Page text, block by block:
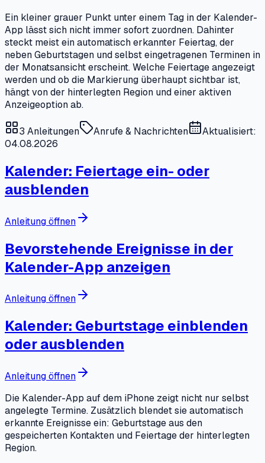
Ein kleiner grauer Punkt unter einem Tag in der Kalender-
App lässt sich nicht immer sofort zuordnen. Dahinter
steckt meist ein automatisch erkannter Feiertag, der
neben Geburtstagen und selbst eingetragenen Terminen in
der Monatsansicht erscheint. Welche Feiertage angezeigt
werden und ob die Markierung überhaupt sichtbar ist,
hängt von der hinterlegten Region und einer aktiven
Anzeigeoption ab.
3 Anleitungen Anrufe & Nachrichten
Aktualisiert:
04.08.2026
Kalender: Feiertage ein- oder
ausblenden
Anleitung öffnen
Bevorstehende Ereignisse in der
Kalender-App anzeigen
Anleitung öffnen
Kalender: Geburtstage einblenden
oder ausblenden
Anleitung öffnen
Die Kalender-App auf dem iPhone zeigt nicht nur selbst
angelegte Termine. Zusätzlich blendet sie automatisch
erkannte Ereignisse ein: Geburtstage aus den
gespeicherten Kontakten und Feiertage der hinterlegten
Region.